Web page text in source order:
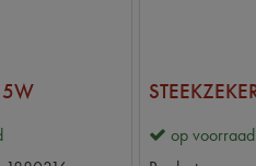
op voorraad